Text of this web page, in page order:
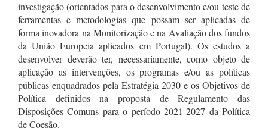
investigação (orientados para o desenvolvimento e/ou teste de
ferramentas e metodologias que possam ser aplicadas de
forma inovadora na Monitorização e na Avaliação dos fundos
da União Europeia aplicados em Portugal). Os estudos a
desenvolver deverão ter, necessariamente, como objeto de
aplicação as intervenções, os programas e/ou as políticas
públicas enquadrados pela Estratégia 2030 e os Objetivos de
Política definidos na proposta de Regulamento das
Disposições Comuns para o período 2021-2027 da Política
de Coesão.